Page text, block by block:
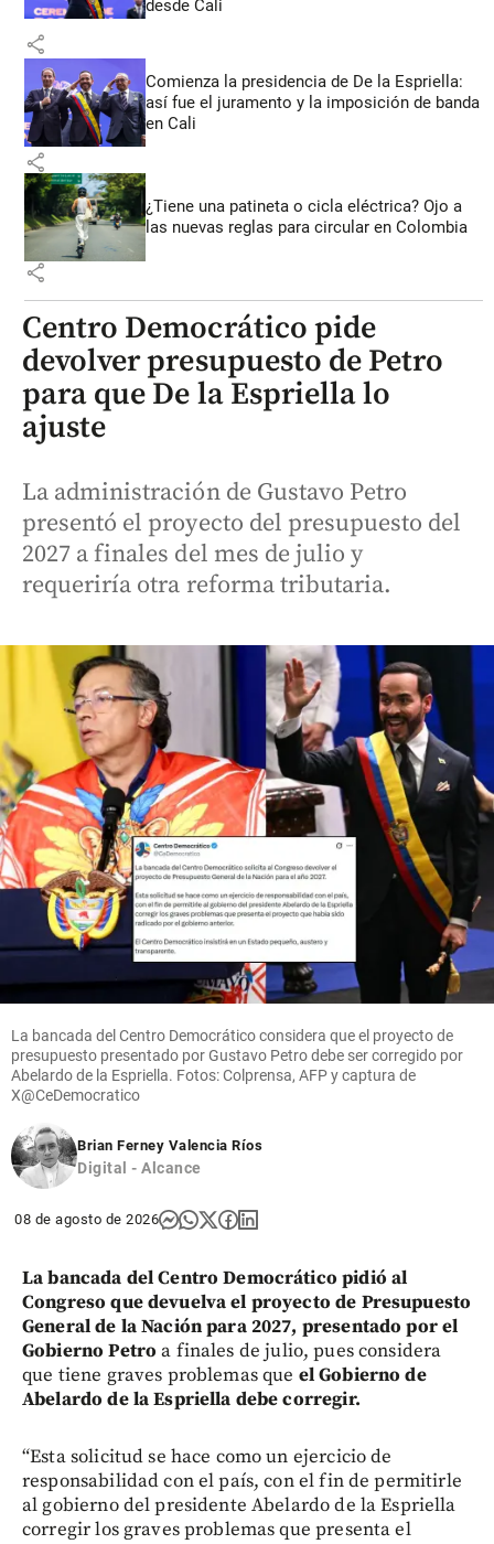
desde Cali
share
Comienza la presidencia de De la Espriella:
así fue el juramento y la imposición de banda
en Cali
share
¿Tiene una patineta o cicla eléctrica? Ojo a
las nuevas reglas para circular en Colombia
share
Centro Democrático pide
devolver presupuesto de Petro
para que De la Espriella lo
ajuste
La administración de Gustavo Petro
presentó el proyecto del presupuesto del
2027 a finales del mes de julio y
requeriría otra reforma tributaria.
La bancada del Centro Democrático considera que el proyecto de
presupuesto presentado por Gustavo Petro debe ser corregido por
Abelardo de la Espriella. Fotos: Colprensa, AFP y captura de
X@CeDemocratico
Brian Ferney Valencia Ríos
Digital - Alcance
08 de agosto de 2026
La bancada del Centro Democrático pidió al
Congreso que devuelva el proyecto de Presupuesto
General de la Nación para 2027, presentado por el
Gobierno Petro a finales de julio, pues considera
que tiene graves problemas que el Gobierno de
Abelardo de la Espriella debe corregir.
“Esta solicitud se hace como un ejercicio de
responsabilidad con el país, con el fin de permitirle
al gobierno del presidente Abelardo de la Espriella
corregir los graves problemas que presenta el